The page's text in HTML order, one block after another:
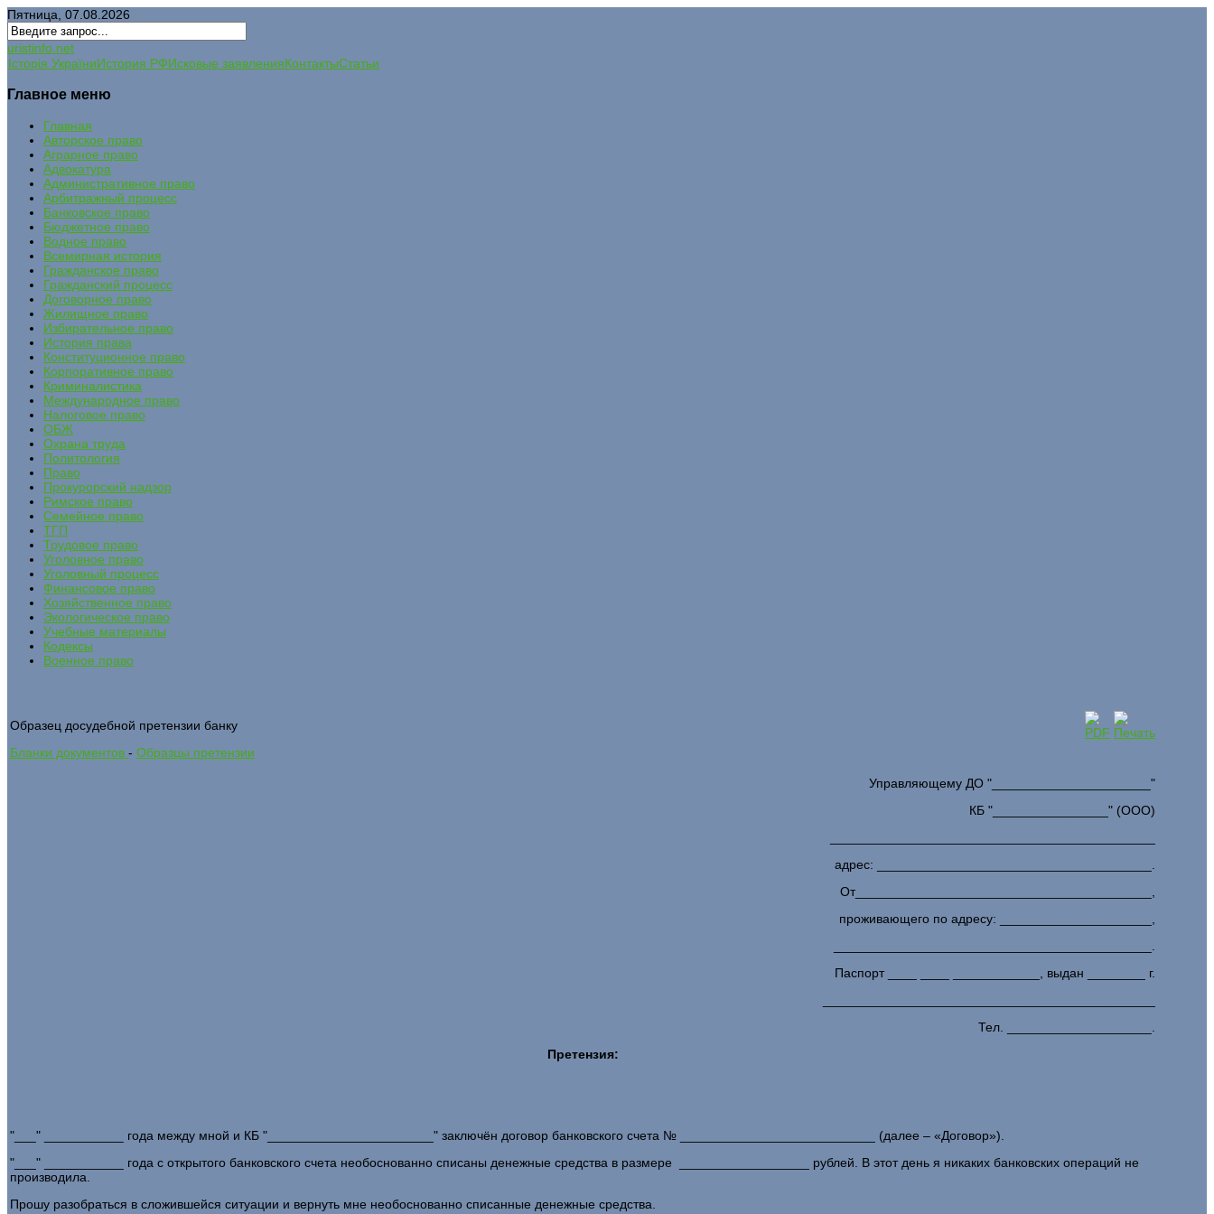
Пятница, 07.08.2026
uristinfo.net
Історія УкраїниИстория РФИсковые заявленияКонтактыСтатьи
Главное меню
Главная
Авторское право
Аграрное право
Адвокатура
Административное право
Арбитражный процесс
Банковское право
Бюджетное право
Водное право
Всемирная история
Гражданское право
Гражданский процесс
Договорное право
Жилищное право
Избирательное право
История права
Конституционное право
Корпоративное право
Криминалистика
Международное право
Налоговое право
ОБЖ
Охрана труда
Политология
Право
Прокурорский надзор
Римское право
Семейное право
ТГП
Трудовое право
Уголовное право
Уголовный процесс
Финансовое право
Хозяйственное право
Экологическое право
Учебные материалы
Кодексы
Военное право
Образец досудебной претензии банку
Бланки документов - Образцы претензии
Управляющему ДО "______________________"
КБ "________________" (ООО)
адрес: ______________________________________.
От_________________________________________,
проживающего по адресу: _____________________,
Паспорт ____ ____ ____________, выдан ________ г.
Тел. ____________________.
Претензия:
"___" ___________ года между мной и КБ "_______________________" заключён договор банковского счета № ___________________________ (далее – «Договор»).
"___" ___________ года с открытого банковского счета необоснованно списаны денежные средства в размере __________________ рублей. В этот день я никаких банковских операций не
производила.
Прошу разобраться в сложившейся ситуации и вернуть мне необоснованно списанные денежные средства.